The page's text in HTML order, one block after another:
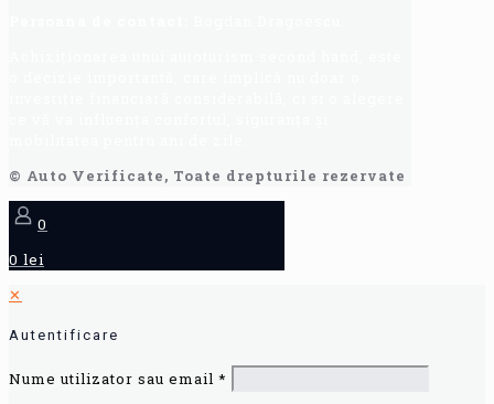
© Auto Verificate, Toate drepturile rezervate
0
0 lei
✕
Autentificare
Nume utilizator sau email *